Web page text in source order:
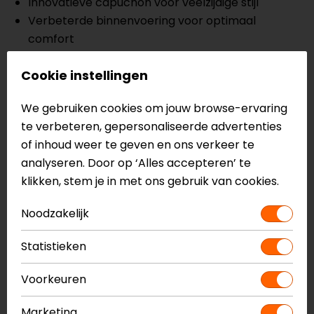
Verbeterde binnenvoering voor optimaal
comfort
Verstelbare taille en polsen voor een perfecte
CE-goedgekeurde protectoren op de schouders
en ellebogen
Ruime zakken voor opslag, zowel aan de binnen-
als buitenkant
Optionele D30-rugbeschermer upgrade mogelijk
Meer informatie nodig?
Heb je meer informatie nodig over dit product?
Neem dancontactmet ons op of kom langs in één
vanonze winkels
in Breda, Capelle aan den IJssel,
Eindhoven, Vianen of Apeldoorn. In de winkels kun je
Cookie instellingen
We gebruiken cookies om jouw browse-ervaring
te verbeteren, gepersonaliseerde advertenties
of inhoud weer te geven en ons verkeer te
analyseren. Door op ‘Alles accepteren’ te
klikken, stem je in met ons gebruik van cookies.
Noodzakelijk
Statistieken
Voorkeuren